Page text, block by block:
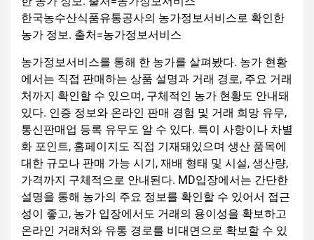
한국농수산식품유통공사의 농가정보서비스로 확인한
농가 정보. 출처=농가정보서비스
농가정보서비스를 통해 한 농가를 살펴봤다. 농가 현황
에서는 직접 판매하는 상품 설명과 거래 경로, 주요 거래
처까지 확인할 수 있으며, 구체적인 농가 현황도 안내돼
있다. 인증 정보와 온라인 판매 경험 및 거래 희망 유무,
통신판매업 등록 유무도 알 수 있다. 특이 사항이나 차별
화 포인트, 홈페이지도 직접 기재돼있으며 생산 품목에
대한 규모나 판매 가능 시기, 재배 형태 및 시설, 생산량,
가격까지 구체적으로 안내된다. MD입장에서는 간단한
설명을 통해 농가의 주요 정보를 확인할 수 있어서 접근
성이 좋고, 농가 입장에서도 거래의 용이성을 확보하고
온라인 거래처와 유통 경로를 비대면으로 확보할 수 있